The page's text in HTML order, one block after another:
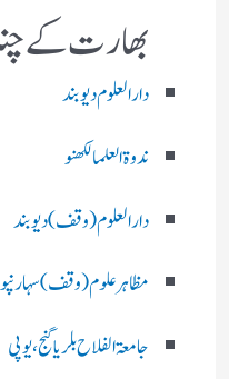
بھارت کے
دارالعلوم دیوبند
ندوۃالعلما لکھنو
دارالعلوم (وقف)دیوبند
مظاہرعلوم
جامعۃ الفلاح بلریاگنج،یوپی